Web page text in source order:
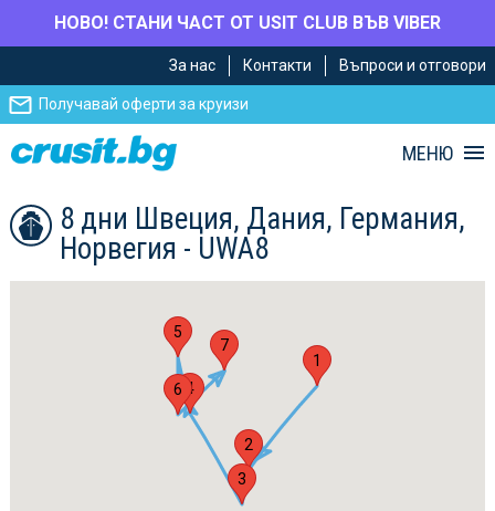
НОВО! СТАНИ ЧАСТ ОТ USIT CLUB ВЪВ VIBER
главното
съдържание
Навигацията
За нас Контакти Въпроси и отговори
Получавай оферти за круизи
МЕНЮ
8 дни Швеция, Дания, Германия,
Норвегия - UWA8
1
2
3
4
5
6
7